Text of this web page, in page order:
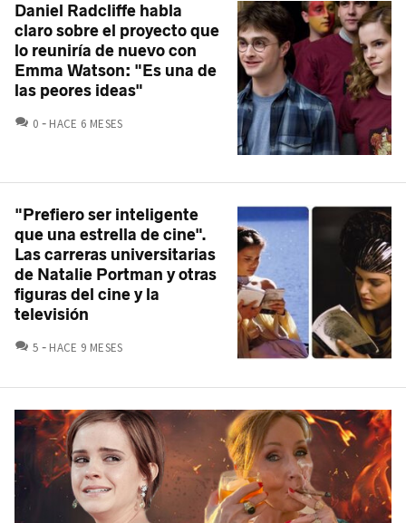
Daniel Radcliffe habla
claro sobre el proyecto que
lo reuniría de nuevo con
Emma Watson: "Es una de
las peores ideas"
0 COMENTARIOS
HACE 6 MESES
"Prefiero ser inteligente
que una estrella de cine".
Las carreras universitarias
de Natalie Portman y otras
figuras del cine y la
televisión
5 COMENTARIOS
HACE 9 MESES